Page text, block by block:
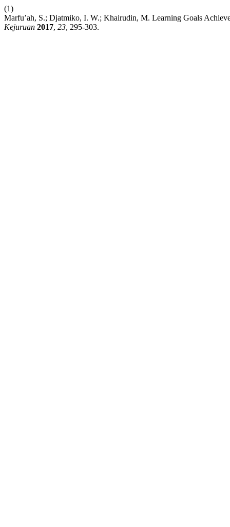
(1)
Marfu’ah, S.; Djatmiko, I. W.; Khairudin, M. Learning Goals
Kejuruan 2017, 23, 295-303.